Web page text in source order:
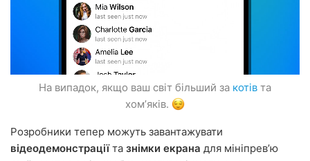
На випадок, якщо ваш світ більший за котів та
хомʼяків.
Розробники тепер можуть завантажувати
відеодемонстраціїта знімки екрана для мініпревʼю